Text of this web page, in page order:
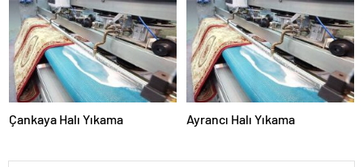
Çankaya Halı Yıkama Ayrancı Halı Yıkama